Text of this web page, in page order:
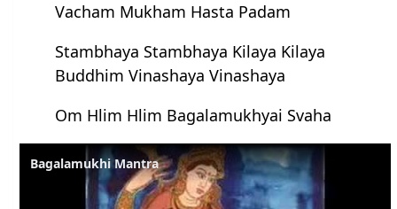
Vacham Mukham Hasta Padam
Stambhaya Stambhaya Kilaya Kilaya
Buddhim Vinashaya Vinashaya
Om Hlim Hlim Bagalamukhyai Svaha
Bagalamukhi Mantra